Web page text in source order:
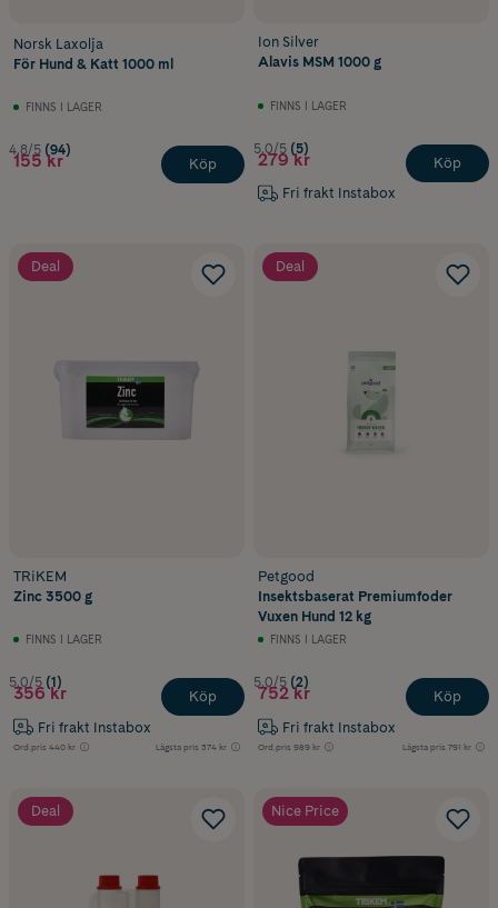
Norsk Laxolja
För Hund & Katt 1000 ml
FINNS I LAGER
4.8/5 (94)
155 kr Köp
Ion Silver
Alavis MSM 1000 g
FINNS I LAGER
5.0/5 (5)
279 kr
Fri frakt Instabox
Köp
Deal
TRiKEM
Zinc 3500 g
FINNS I LAGER
5.0/5 (1)
356 kr
Fri frakt Instabox
Ord.pris 440 kr Lägsta pris 374 kr
Köp
Deal
Petgood
Insektsbaserat Premiumfoder
Vuxen Hund 12 kg
FINNS I LAGER
5.0/5 (2)
752 kr
Fri frakt Instabox
Ord.pris 989 kr Lägsta pris 791 kr
Köp
Deal Nice Price